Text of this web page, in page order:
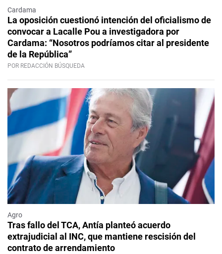
Cardama
La oposición cuestionó intención del oficialismo de
convocar a Lacalle Pou a investigadora por
Cardama: “Nosotros podríamos citar al presidente
de la República”
POR REDACCIÓN BÚSQUEDA
Agro
Tras fallo del TCA, Antía planteó acuerdo
extrajudicial al INC, que mantiene rescisión del
contrato de arrendamiento